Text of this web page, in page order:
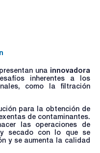
una innovadora
inherentes a los
como la filtración
para la obtención de
de contaminantes.
las operaciones de
y secado con lo que se
y se aumenta la calidad